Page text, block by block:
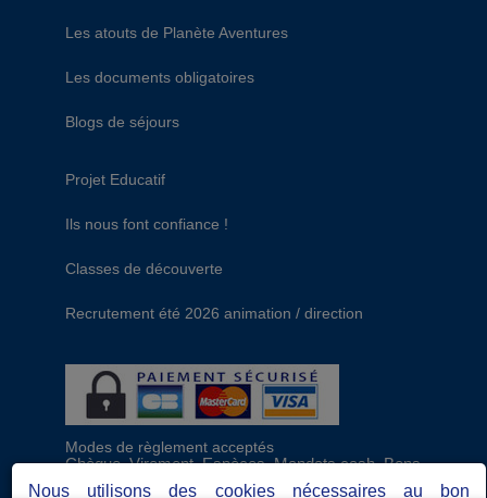
Les atouts de Planète Aventures
Les documents obligatoires
Blogs de séjours
Projet Educatif
Ils nous font confiance !
Classes de découverte
Recrutement été 2026 animation / direction
Modes de règlement acceptés
Chèque, Virement, Espèces, Mandats cash, Bons
CAF, Conseil général, Chèques vacances, Carte
Nous utilisons des cookies nécessaires au bon